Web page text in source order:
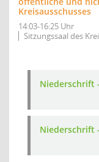
Kreisausschusses
14:03-16:25 Uhr
Sitzungssaal des
Niederschrift
Niederschrift